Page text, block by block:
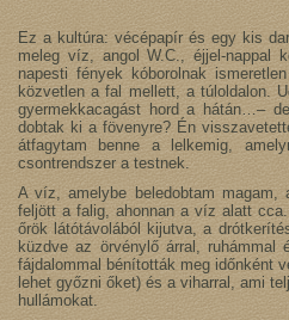
Ez a kultúra: vécépapír és egy kis
meleg víz, angol W.C., éjjel-nappal
napesti fények kóborolnak
közvetlen a fal mellett, a túloldalon.
gyermekkacagást hord a hátán…–
dobtak ki a fövenyre? Én
átfagytam benne a lelkemig,
csontrendszer a testnek.
A víz, amelybe beledobtam
feljött a falig, ahonnan a víz alatt
őrök látótávolából kijutva, a
küzdve az örvénylő árral,
fájdalommal bénították meg időnként
lehet győzni őket) és a viharral, ami
hullámokat.